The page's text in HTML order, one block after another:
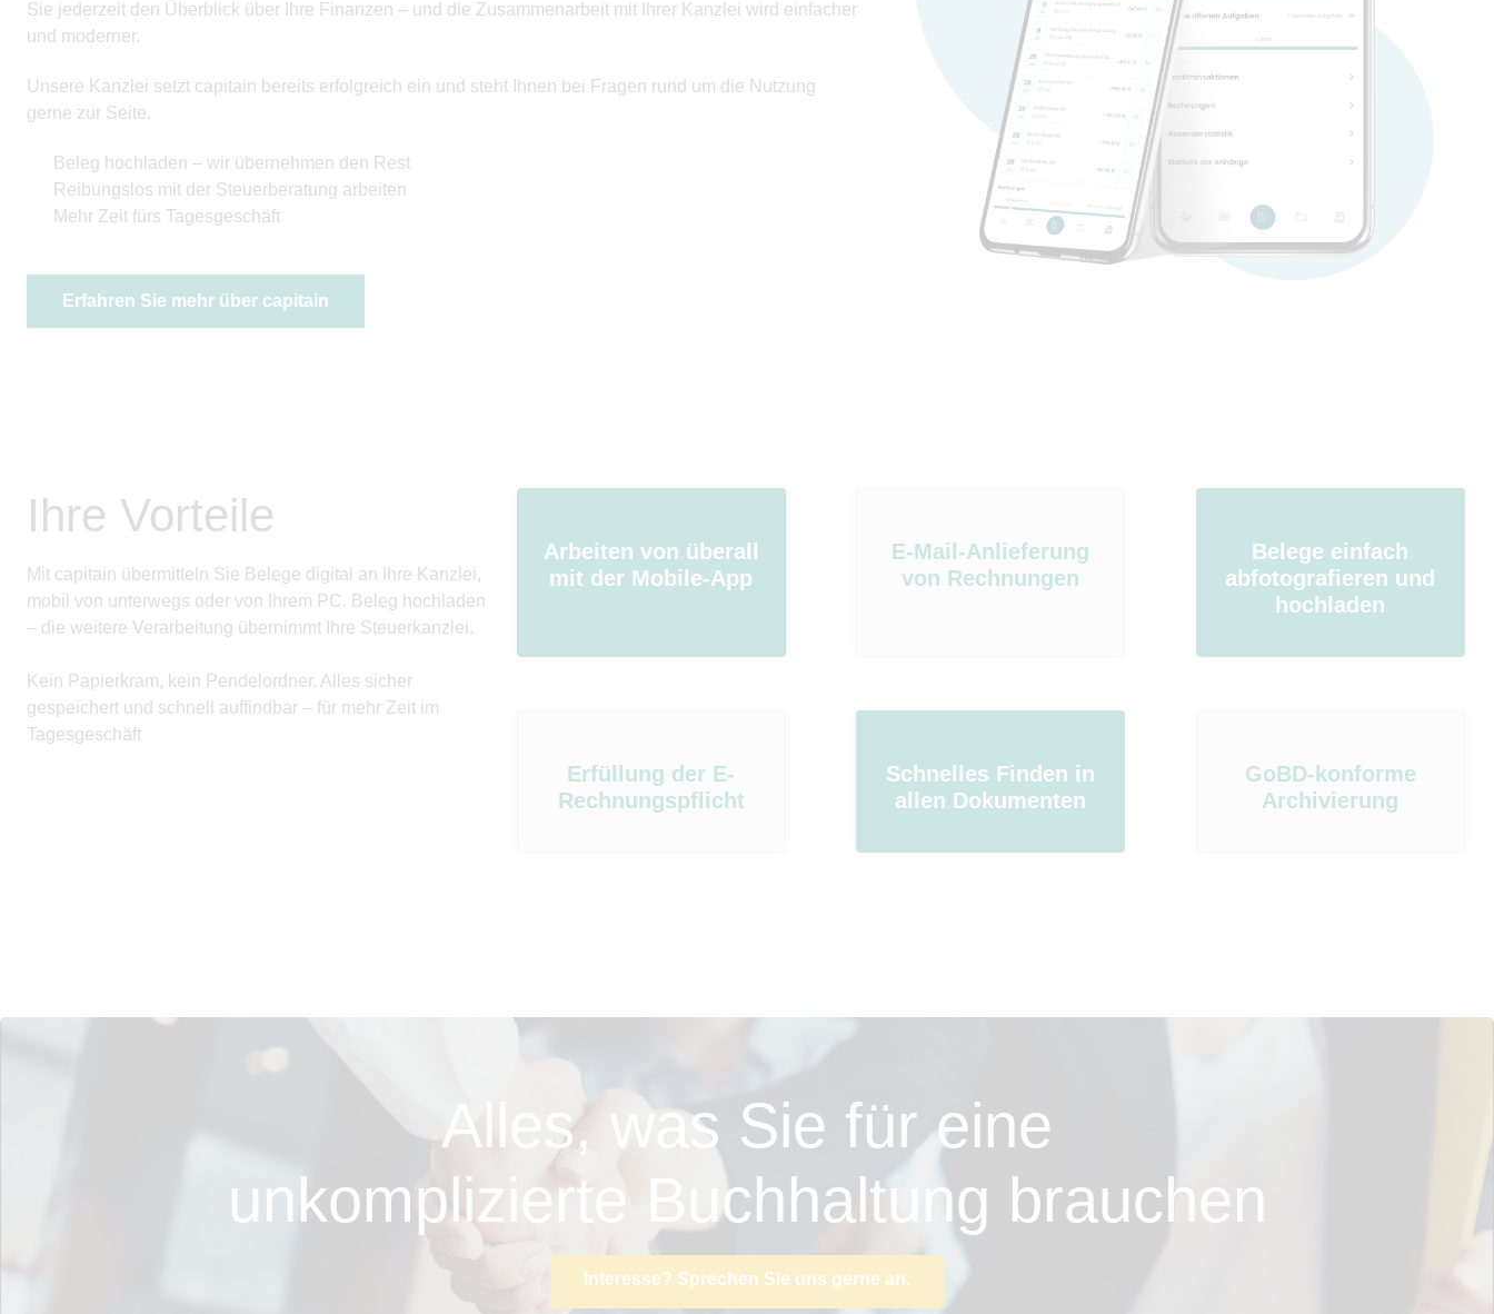
Sie jederzeit den Überblick über Ihre Finanzen – und die Zusammenarbeit mit Ihrer Kanzlei wird einfacher
und moderner.
Unsere Kanzlei setzt capitain bereits erfolgreich ein und steht Ihnen bei Fragen rund um die Nutzung
gerne zur Seite.
Beleg hochladen – wir übernehmen den Rest
Reibungslos mit der Steuerberatung arbeiten
Mehr Zeit fürs Tagesgeschäft
Erfahren Sie mehr über capitain
Ihre Vorteile
Mit capitain übermitteln Sie Belege digital an Ihre Kanzlei,
mobil von unterwegs oder von Ihrem PC. Beleg hochladen
– die weitere Verarbeitung übernimmt Ihre Steuerkanzlei.
Kein Papierkram, kein Pendelordner. Alles sicher
gespeichert und schnell auffindbar – für mehr Zeit im
Tagesgeschäft
Arbeiten von überall
mit der Mobile-App
E-Mail-Anlieferung
von Rechnungen
Belege einfach
abfotografieren und
hochladen
Erfüllung der E-
Rechnungspflicht
Schnelles Finden in
allen Dokumenten
GoBD-konforme
Archivierung
Alles, was Sie für eine
unkomplizierte Buchhaltung brauchen
Interesse? Sprechen Sie uns gerne an.